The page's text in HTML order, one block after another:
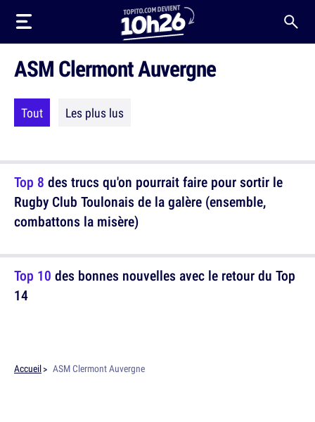
ASM Clermont Auvergne
Tout Les plus lus
Top 8 des trucs qu'on pourrait faire pour sortir le
Rugby Club Toulonais de la galère (ensemble,
combattons la misère)
Top 10 des bonnes nouvelles avec le retour du Top
14
Accueil ASM Clermont Auvergne